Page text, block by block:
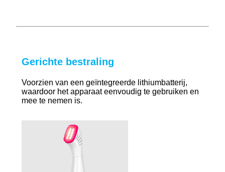
Gerichte bestraling
Voorzien van een geïntegreerde lithiumbatterij,
waardoor het apparaat eenvoudig te gebruiken en
mee te nemen is.